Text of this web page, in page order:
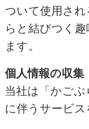
ついて使用さ
らと結びつく
ます。
個人情報の収集
当社は「かご
に伴うサービ